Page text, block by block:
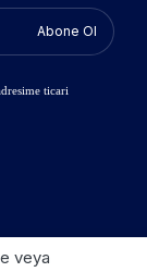
Abone Ol
ticari
veya